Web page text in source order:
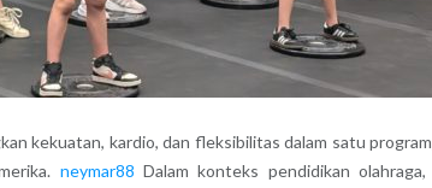
kekuatan, kardio, dan fleksibilitas dalam satu
neymar88 Dalam konteks pendidikan